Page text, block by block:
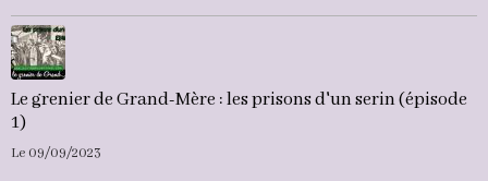
Le grenier de Grand-Mère : les prisons d'un serin (épisode
1)
Le 09/09/2023